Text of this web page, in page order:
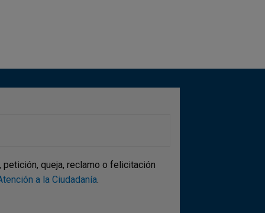
queja, reclamo o felicitación
a la Ciudadanía.